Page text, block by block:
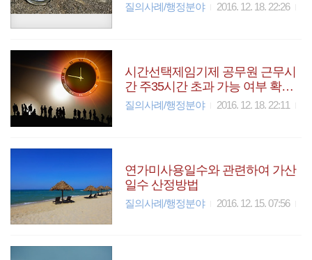
질의사례/행정분야 2016. 12. 18. 22:26
시간선택제임기제 공무원 근무시
간 주35시간 초과 가능 여부 확인
및 초과시 보수 지급 방법
질의사례/행정분야 2016. 12. 18. 22:11
연가미사용일수와 관련하여 가산
일수 산정방법
질의사례/행정분야 2016. 12. 15. 07:56